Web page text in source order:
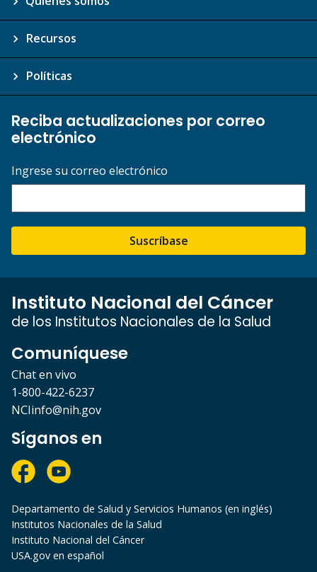
Recursos
Políticas
Reciba actualizaciones por correo
electrónico
Ingrese su correo electrónico
Suscríbase
Instituto Nacional del Cáncer
de los Institutos Nacionales de la Salud
Comuníquese
Chat en vivo
1-800-422-6237
NCIinfo@nih.gov
Síganos en
Departamento de Salud y Servicios Humanos (en inglés)
Institutos Nacionales de la Salud
Instituto Nacional del Cáncer
USA.gov en español